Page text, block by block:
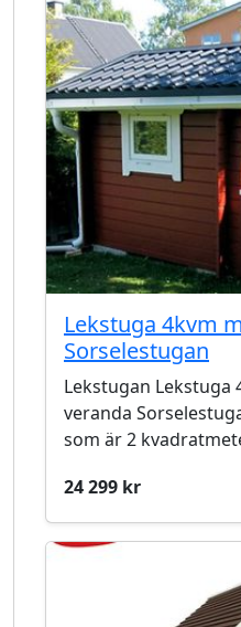
Lekstuga 4kvm
Sorselestugan
Lekstugan Lekstuga
veranda
som är 2
24 299 kr